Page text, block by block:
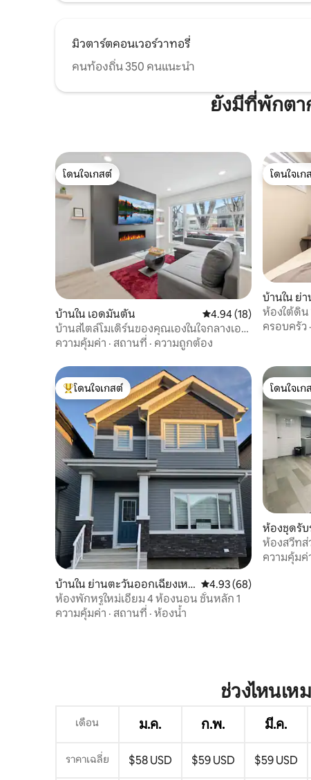
มิวตาร์ตคอนเวอร์วาทอรี่
คนท้องถิ่น 350 คนแนะนำ
ยังมีที่พักตา
โดนใจเกสต์
โดนใจเกสต์
บ้านใน เอดมันตัน คะแนนเฉลี่ย 4.94 จาก
4.94 (18)
บ้านสไตล์โมเดิร์นของคุณเองในใจกลางเอ
ดมันตัน
ความคุ้มค่า · สถานที่ · ความถูกต้อง
โดนใจเก
โดนใจเก
บ้านใน ย่
อเอ็ดมันตั
ห้องใต้ดิน
สบาย
ครอบครัว ·
โดนใจเกสต์ที่สุด
โดนใจเกสต์
บ้านใน ย่านตะวันออกเฉียงเหนื
อเอ็ดมันตัน
คะแนนเฉลี่ย 4.93 จาก 5,
4.93 (68)
ห้องพักหรูใหม่เอี่ยม 4 ห้องนอน ชั้นหลัก 1
ความคุ้มค่า · สถานที่ · ห้องน้ำ
โดนใจเก
โดนใจเก
ห้องชุดรับ
ออกเฉียง
ห้องสวีทส่
และสะดว
ความคุ้มค่
ช่วงไหนเ
เดือน ม.ค. ก.พ. มี.ค.
ราคาเฉลี่ย $58 USD $59 USD $59 USD